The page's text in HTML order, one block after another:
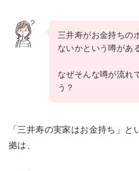
三井寿がお金持ちの
ないかという噂があ
なぜそんな噂が流れ
う？
「三井寿の実家はお金持ち」と
拠は、